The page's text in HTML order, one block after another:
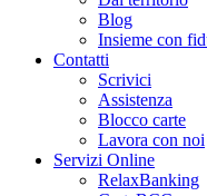
Blog
Insieme con
Contatti
Scrivici
Assistenza
Blocco carte
Lavora con noi
Servizi Online
RelaxBanking